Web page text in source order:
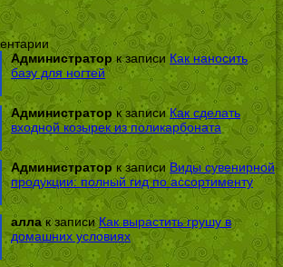
Администраторк записиКак наносить
базу для ногтей
Администратор к записиКак сделать
входной козырек из поликарбоната
Администраторк записи Виды сувенирной
продукции: полный гид по ассортименту
аллак записиКак вырастить грушу в
домашних условиях